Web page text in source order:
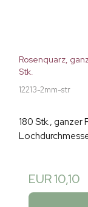
Rosenquarz,
Stk.
12213-2mm-str
180 Stk., ganzer
EUR 10,10